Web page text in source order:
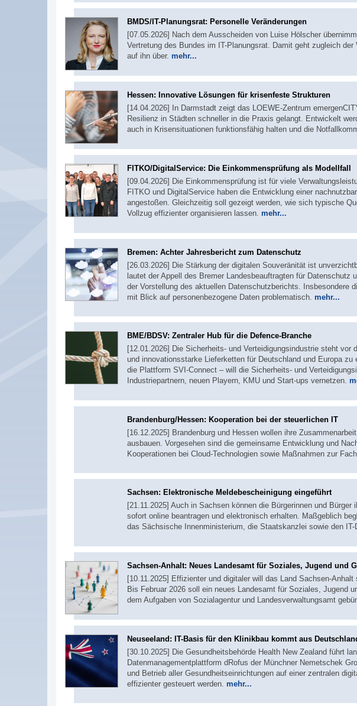
BMDS/IT-Planungsrat: Personelle Veränderungen
[07.05.2026] Nach dem Ausscheiden von Luise Hölscher
Vertretung des Bundes im IT-Planungsrat. Damit geht zugleich der
auf ihn über. mehr...
Hessen: Innovative Lösungen für krisenfeste Strukturen
[14.04.2026] In Darmstadt zeigt das LOEWE-Zentrum
Resilienz in Städten schneller in die Praxis gelangt. Entwickelt
auch in Krisensituationen funktionsfähig halten und die
FITKO/DigitalService: Die Einkommensprüfung als Modellfall
[09.04.2026] Die Einkommensprüfung ist für viele
FITKO und DigitalService haben die Entwicklung einer
angestoßen. Gleichzeitig soll gezeigt werden, wie sich typische
Vollzug effizienter organisieren lassen. mehr...
Bremen: Achter Jahresbericht zum Datenschutz
[26.03.2026] Die Stärkung der digitalen Souveränität ist
lautet der Appell des Bremer Landesbeauftragten für Datenschutz
der Vorstellung des aktuellen Datenschutzberichts. Insbesondere
mit Blick auf personenbezogene Daten problematisch. mehr...
BME/BDSV: Zentraler Hub für die Defence-Branche
[12.01.2026] Die Sicherheits- und Verteidigungsindustrie steht vor
und innovationsstarke Lieferketten für Deutschland und Europa zu
die Plattform SVI-Connect – will die Sicherheits- und
Industriepartnern, neuen Playern, KMU und Start-ups vernetzen.
Brandenburg/Hessen: Kooperation bei der steuerlichen IT
[16.12.2025] Brandenburg und Hessen wollen ihre
ausbauen. Vorgesehen sind die gemeinsame Entwicklung und
Kooperationen bei Cloud-Technologien sowie Maßnahmen zur
Sachsen: Elektronische Meldebescheinigung eingeführt
[21.11.2025] Auch in Sachsen können die Bürgerinnen und Bürger
sofort online beantragen und elektronisch erhalten. Maßgeblich
das Sächsische Innenministerium, die Staatskanzlei sowie den
Sachsen-Anhalt: Neues Landesamt für Soziales, Jugend und
[10.11.2025] Effizienter und digitaler will das Land Sachsen-Anhalt
Bis Februar 2026 soll ein neues Landesamt für Soziales, Jugend
dem Aufgaben von Sozialagentur und Landesverwaltungsamt
Neuseeland: IT-Basis für den Klinikbau kommt aus
[30.10.2025] Die Gesundheitsbehörde Health New Zealand führt
Datenmanagementplattform dRofus der Münchner Nemetschek
und Betrieb aller Gesundheitseinrichtungen auf einer zentralen
effizienter gesteuert werden. mehr...